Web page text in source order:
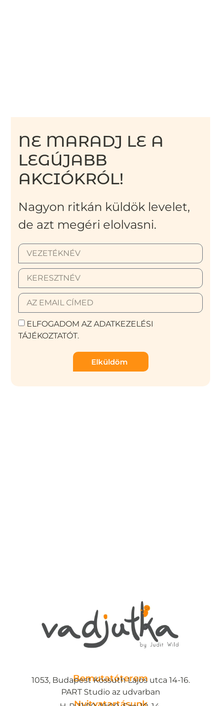
NE MARADJ LE A
LEGÚJABB
AKCIÓKRÓL!
Nagyon ritkán küldök levelet,
de azt megéri elolvasni.
ELFOGADOM AZ ADATKEZELÉSI
TÁJÉKOZTATÓT.
Elküldöm
Bemutatóterem
1053, Budapest Kossuth Lajos utca 14-16.
PART Studio az udvarban